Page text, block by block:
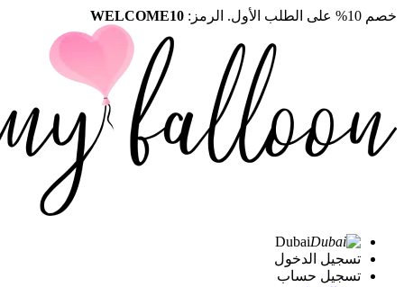
خصم 10% على الطلب الأول. الرمز: WELCOME10
Dubai
تسجيل الدخول
تسجيل حساب